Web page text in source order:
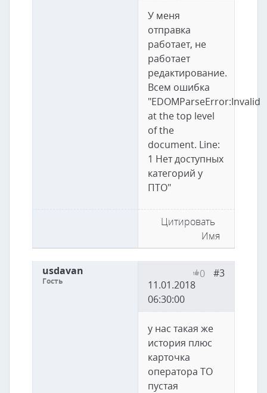
У меня
отправка
работает, не
работает
редактирование.
Всем ошибка
"EDOMParseError:Invalid
at the top level
of the
document. Line:
1 Нет доступных
категорий у
ПТО"
Цитировать
Имя
usdavan
Гость
#3
0
11.01.2018
06:30:00
у нас такая же
история плюс
карточка
оператора ТО
пустая